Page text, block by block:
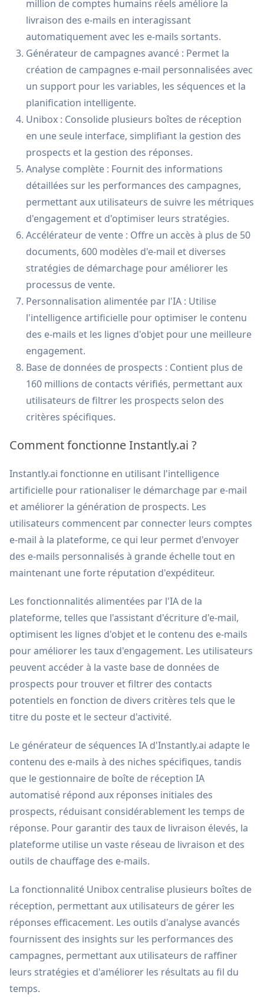
million de comptes humains réels améliore la
livraison des e-mails en interagissant
automatiquement avec les e-mails sortants.
Générateur de campagnes avancé : Permet la
création de campagnes e-mail personnalisées avec
un support pour les variables, les séquences et la
planification intelligente.
Unibox : Consolide plusieurs boîtes de réception
en une seule interface, simplifiant la gestion des
prospects et la gestion des réponses.
Analyse complète : Fournit des informations
détaillées sur les performances des campagnes,
permettant aux utilisateurs de suivre les métriques
d'engagement et d'optimiser leurs stratégies.
Accélérateur de vente : Offre un accès à plus de 50
documents, 600 modèles d'e-mail et diverses
stratégies de démarchage pour améliorer les
processus de vente.
Personnalisation alimentée par l'IA : Utilise
l'intelligence artificielle pour optimiser le contenu
des e-mails et les lignes d'objet pour une meilleure
engagement.
Base de données de prospects : Contient plus de
160 millions de contacts vérifiés, permettant aux
utilisateurs de filtrer les prospects selon des
critères spécifiques.
Comment fonctionne Instantly.ai ?
Instantly.ai fonctionne en utilisant l'intelligence
artificielle pour rationaliser le démarchage par e-mail
et améliorer la génération de prospects. Les
utilisateurs commencent par connecter leurs comptes
e-mail à la plateforme, ce qui leur permet d'envoyer
des e-mails personnalisés à grande échelle tout en
maintenant une forte réputation d'expéditeur.
Les fonctionnalités alimentées par l'IA de la
plateforme, telles que l'assistant d'écriture d'e-mail,
optimisent les lignes d'objet et le contenu des e-mails
pour améliorer les taux d'engagement. Les utilisateurs
peuvent accéder à la vaste base de données de
prospects pour trouver et filtrer des contacts
potentiels en fonction de divers critères tels que le
titre du poste et le secteur d'activité.
Le générateur de séquences IA d'Instantly.ai adapte le
contenu des e-mails à des niches spécifiques, tandis
que le gestionnaire de boîte de réception IA
automatisé répond aux réponses initiales des
prospects, réduisant considérablement les temps de
réponse. Pour garantir des taux de livraison élevés, la
plateforme utilise un vaste réseau de livraison et des
outils de chauffage des e-mails.
La fonctionnalité Unibox centralise plusieurs boîtes de
réception, permettant aux utilisateurs de gérer les
réponses efficacement. Les outils d'analyse avancés
fournissent des insights sur les performances des
campagnes, permettant aux utilisateurs de raffiner
leurs stratégies et d'améliorer les résultats au fil du
temps.